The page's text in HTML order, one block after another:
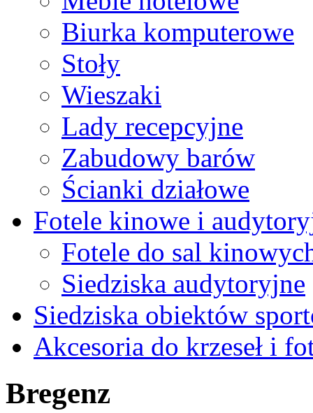
Biurka komputerowe
Stoły
Wieszaki
Lady recepcyjne
Zabudowy barów
Ścianki działowe
Fotele kinowe i
Fotele do sal
Siedziska audytoryjne
Siedziska obiektów
Akcesoria do krzeseł i
Bregenz